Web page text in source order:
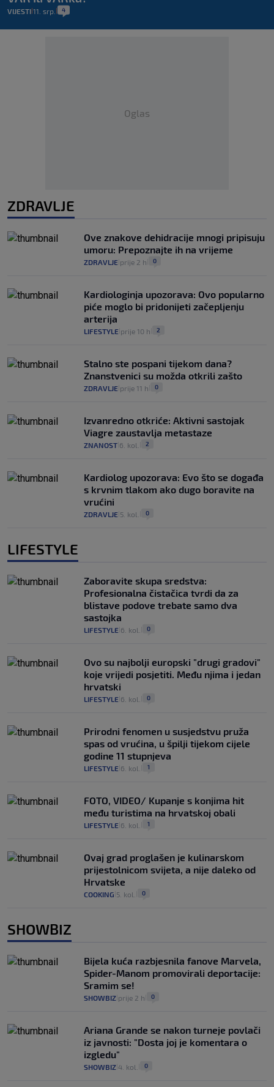
VIJESTI 11. srp. 4
Oglas
ZDRAVLJE
Ove znakove dehidracije mnogi pripisuju
umoru: Prepoznajte ih na vrijeme
ZDRAVLJE prije 2 h 0
Kardiologinja upozorava: Ovo popularno
piće moglo bi pridonijeti začepljenju
arterija
LIFESTYLE prije 10 h 2
Stalno ste pospani tijekom dana?
Znanstvenici su možda otkrili zašto
ZDRAVLJE prije 11 h 0
Izvanredno otkriće: Aktivni sastojak
Viagre zaustavlja metastaze
ZNANOST 6. kol. 2
Kardiolog upozorava: Evo što se događa
s krvnim tlakom ako dugo boravite na
vrućini
ZDRAVLJE 5. kol. 0
LIFESTYLE
Zaboravite skupa sredstva:
Profesionalna čistačica tvrdi da za
blistave podove trebate samo dva
sastojka
LIFESTYLE 6. kol. 0
Ovo su najbolji europski "drugi gradovi"
koje vrijedi posjetiti. Među njima i jedan
hrvatski
LIFESTYLE 6. kol. 0
Prirodni fenomen u susjedstvu pruža
spas od vrućina, u špilji tijekom cijele
godine 11 stupnjeva
LIFESTYLE 6. kol. 1
FOTO, VIDEO/ Kupanje s konjima hit
među turistima na hrvatskoj obali
LIFESTYLE 6. kol. 1
Ovaj grad proglašen je kulinarskom
prijestolnicom svijeta, a nije daleko od
Hrvatske
COOKING 5. kol. 0
SHOWBIZ
Bijela kuća razbjesnila fanove Marvela,
Spider-Manom promovirali deportacije:
Sramim se!
SHOWBIZ prije 2 h 0
Ariana Grande se nakon turneje povlači
iz javnosti: "Dosta joj je komentara o
izgledu"
SHOWBIZ 4. kol. 0